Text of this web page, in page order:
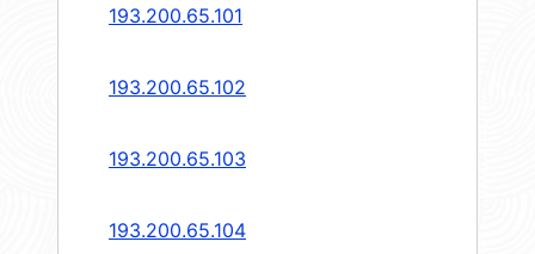
193.200.65.101
193.200.65.102
193.200.65.103
193.200.65.104